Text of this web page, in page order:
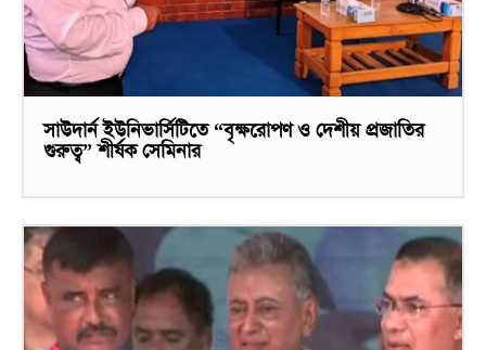
সাউদার্ন ইউনিভার্সিটিতে “বৃক্ষরোপণ ও দেশীয় প্রজাতির
গুরুত্ব” শীর্ষক সেমিনার